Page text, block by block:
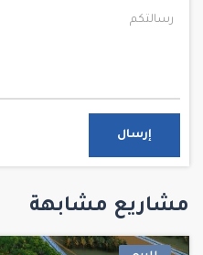
إرسال
مشاريع مشابهة